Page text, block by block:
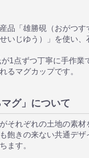
品「雄勝硯（おがつ
いじゆう）」を使い
1点ずつ丁寧に手作
るマグカップです。
マグ」について
それぞれの土地の素
飽きの来ない共通デ
ます。